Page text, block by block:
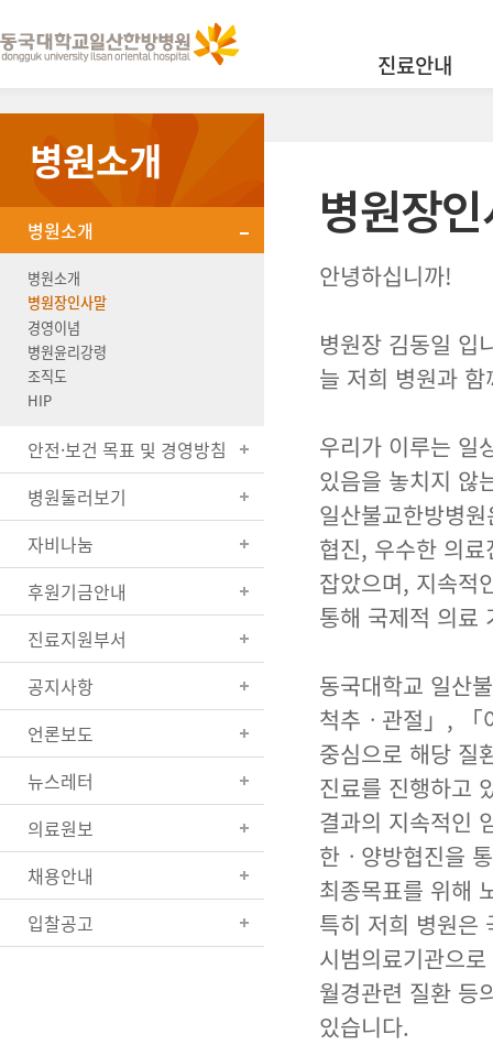
진료안내
병원소개
병원소개
병원소개
병원장인사말
경영이념
병원윤리강령
조직도
HIP
안전·보건 목표 및 경영방침
병원둘러보기
자비나눔
후원기금안내
진료지원부서
공지사항
언론보도
뉴스레터
의료원보
채용안내
입찰공고
병원장
안녕하십니까!
병원장 김동일 입
늘 저희 병원과
우리가 이루는 일
있음을 놓치지 않
일산불교한방병
협진, 우수한 의
잡았으며, 지속적
통해 국제적 의료
동국대학교 일산
척추ㆍ관절」, 「
중심으로 해당 질
진료를 진행하고
결과의 지속적인
한ㆍ양방협진을
최종목표를 위해
특히 저희 병원은
시범의료기관으
월경관련 질환 등
있습니다.